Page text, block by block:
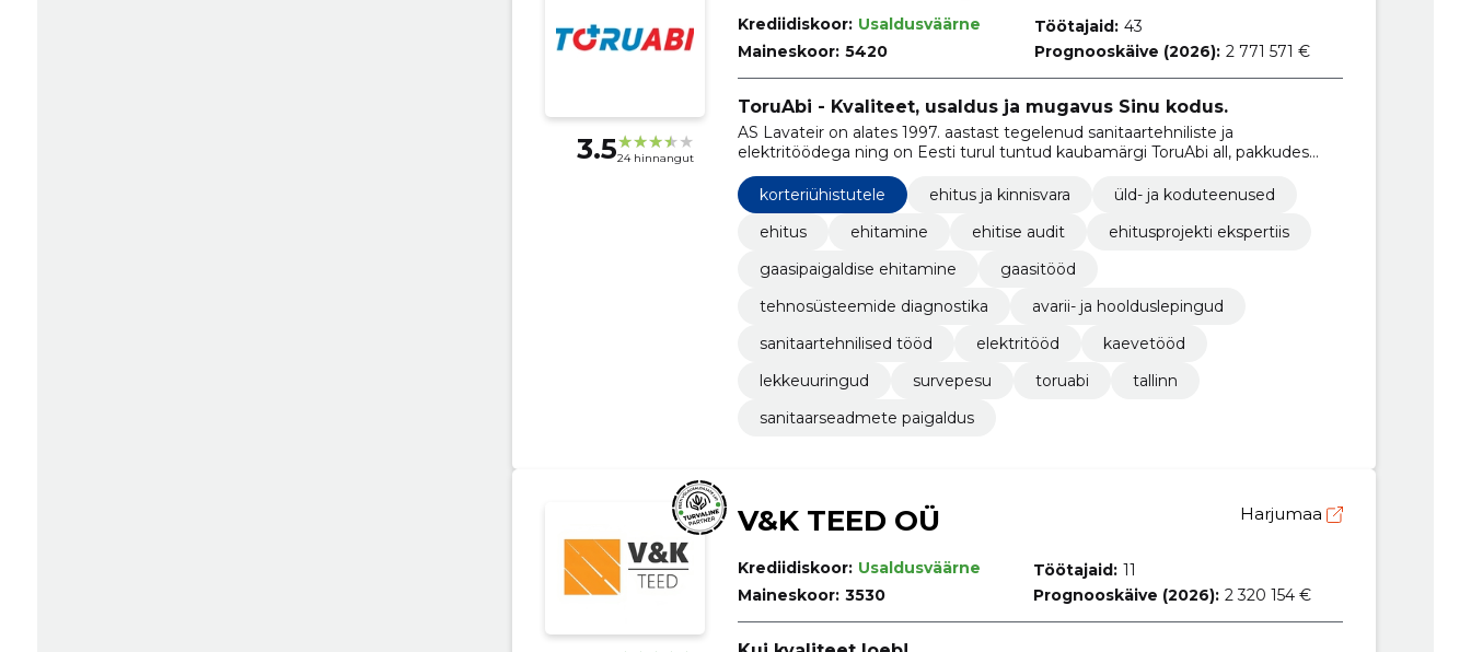
3.524 hinnangut
Krediidiskoor: Usaldusväärne
Maineskoor: 5420
Töötajaid: 43
Prognooskäive (2026): 2 771 571 €
ToruAbi - Kvaliteet, usaldus ja mugavus Sinu kodus.
AS Lavateir on alates 1997. aastast tegelenud sanitaartehniliste ja
elektritöödega ning on Eesti turul tuntud kaubamärgi ToruAbi all, pakkudes
usaldusväärseid ja professionaalseid lahendusi.
korteriühistutele
ehitus ja kinnisvara
üld- ja koduteenused
ehitus
ehitamine ehitise audit
ehitusprojekti ekspertiis
gaasipaigaldise ehitamine
gaasitööd
tehnosüsteemide diagnostika
avarii- ja hoolduslepingud
sanitaartehnilised tööd
elektritööd
kaevetööd
lekkeuuringud
survepesu toruabi
tallinn
sanitaarseadmete paigaldus
V&K TEED OÜ Harjumaa
Krediidiskoor: Usaldusväärne
Maineskoor: 3530
Töötajaid: 11
Prognooskäive (2026): 2 320 154 €